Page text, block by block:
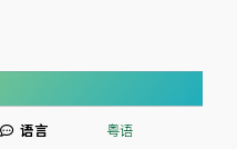
语言 粤语